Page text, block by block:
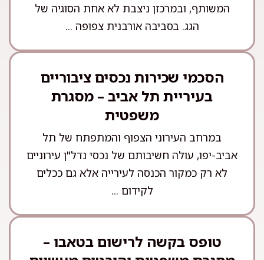
המשותף, ובמרכזן ניצבת לא אחת הסוגיה של
הגג. בסביבה אורבנית צפופה ...
הסכמי שכירות נכסים ציבוריים
בעיריית תל אביב – מסגרת
משפטית
במרחב העירוני הצפוף והמתפתח של תל
אביב-יפו, עולה חשיבותם של נכסי נדל"ן עירוניים
לא רק כמקור הכנסה לעירייה אלא גם ככלים
לקידום ...
טופס בקשה לרישום בטאבו –